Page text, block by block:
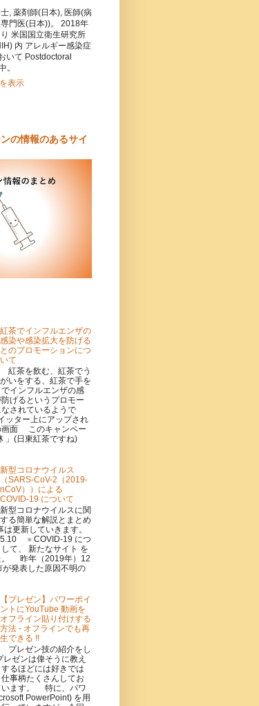
, 薬剤師(日本), 医師(病
門医(日本))。 2018年
り 米国国立衛生研究所
内 アレルギー感染症
いて Postdoctoral
。
表示
ンの情報のあるサイ
紅茶でインフルエンザの
感染や感染拡大を防げる
とのプロモーションにつ
いて
紅茶を飲む、紅茶でう
がいをする、紅茶で手を
インフルエンザの感
げるというプロモー
されているようで
ター上にアップされ
画面 このキャンペー
」(日東紅茶ですね)
新型コロナウイルス
（SARS-CoV-2（2019-
nCoV））による
COVID-19 について
新型コロナウイルスに関
する簡単な解説とまとめ
更新していきます。
※ COVID-19 につ
て、 新たなサイト を
。 昨年（2019年）12
が発表した原因不明の
【プレゼン】パワーポイ
ントにYouTube 動画を
オフライン貼り付けする
方法 - オフラインでも再
生できる !!
プレゼン技の紹介をし
ゼンは偉そうに教え
るほどには好きでは
事柄たくさんしてお
います。 特に、パワ
PowerPoint) を用